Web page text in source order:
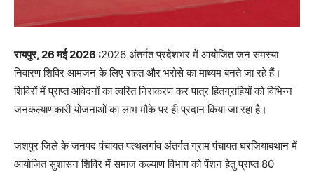
रायपुर, 26 मई 2026 :2026 अंतर्गत प्रदेशभर में आयोजित जन समस्या
निवारण शिविर आमजन के लिए राहत और भरोसे का माध्यम बनते जा रहे हैं।
शिविरों में प्राप्त आवेदनों का त्वरित निराकरण कर पात्र हितग्राहियों को विभिन्न
जनकल्याणकारी योजनाओं का लाभ मौके पर ही प्रदान किया जा रहा है।
जशपुर जिले के जनपद पंचायत पत्थलगांव अंतर्गत ग्राम पंचायत घरजियाबथान में
आयोजित सुशासन शिविर में समाज कल्याण विभाग को पेंशन हेतु प्राप्त 80